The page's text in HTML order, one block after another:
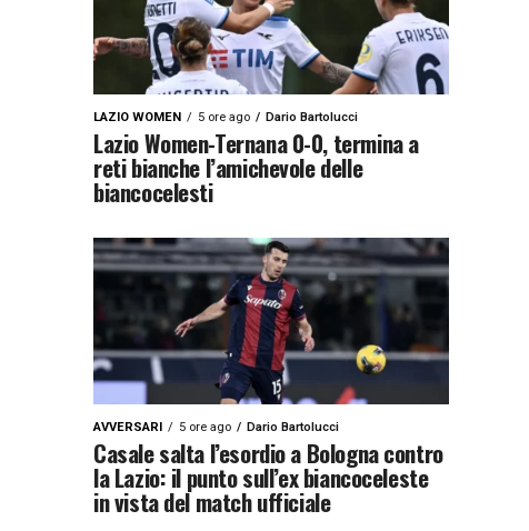
LAZIO WOMEN 5 ore ago Dario Bartolucci
Lazio Women-Ternana 0-0, termina a
reti bianche l’amichevole delle
biancocelesti
AVVERSARI 5 ore ago Dario Bartolucci
Casale salta l’esordio a Bologna contro
la Lazio: il punto sull’ex biancoceleste
in vista del match ufficiale